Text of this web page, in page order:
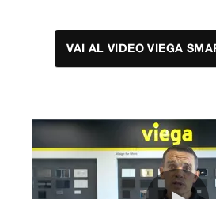
VAI AL VIDEO VIEGA